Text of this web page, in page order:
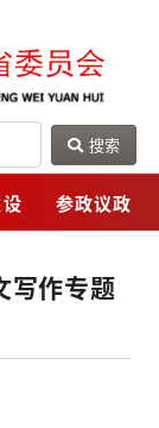
网
搜索
参政议政
写作专题